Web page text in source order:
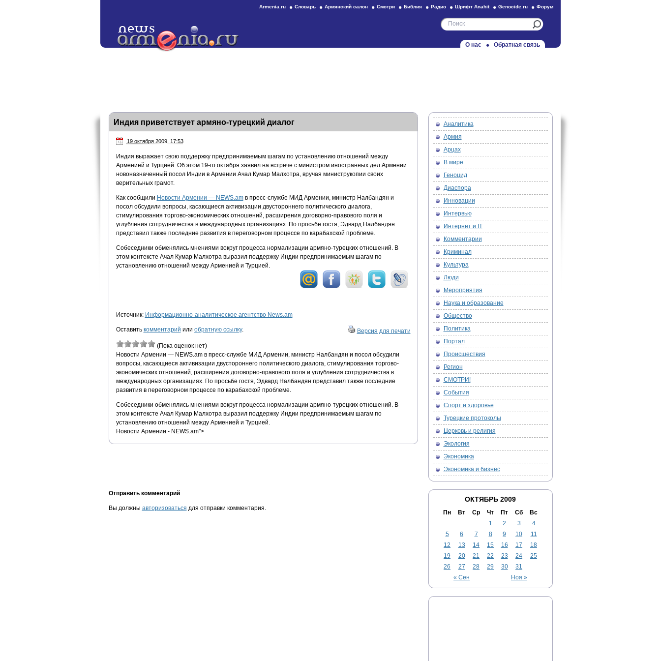
Armenia.ru Словарь Армянский салон Смотри Библия Радио Шрифт Anahit Genocide.ru Форум
О нас Обратная связь
Индия приветствует армяно-турецкий диалог
19 октября 2009, 17:53
Индия выражает свою поддержку предпринимаемым шагам по установлению отношений между
Арменией и Турцией. Об этом 19-го октября заявил на встрече с министром иностранных дел Армении
новоназначенный посол Индии в Армении Ачал Кумар Малхотра, вручая министрукопии своих
верительных грамот.
Как сообщили Новости Армении — NEWS.amв пресс-службе МИД Армении, министр Налбандян и
посол обсудили вопросы, касающиеся активизации двустороннего политического диалога,
стимулирования торгово-экономических отношений, расширения договорно-правового поля и
углубления сотрудничества в международных организациях. По просьбе гостя, Эдвард Налбандян
представил также последние развития в переговорном процессе по карабахской проблеме.
Собеседники обменялись мнениями вокруг процесса нормализации армяно-турецких отношений. В
этом контексте Ачал Кумар Малхотра выразил поддержку Индии предпринимаемым шагам по
установлению отношений между Арменией и Турцией.
Источник: Информационно-аналитическое агентство News.am
Оставить комментарий или обратную ссылку. Версия для печати
(Пока оценок нет)
Новости Армении — NEWS.am в пресс-службе МИД Армении, министр Налбандян и посол обсудили
вопросы, касающиеся активизации двустороннего политического диалога, стимулирования торгово-
экономических отношений, расширения договорно-правового поля и углубления сотрудничества в
международных организациях. По просьбе гостя, Эдвард Налбандян представил также последние
развития в переговорном процессе по карабахской проблеме.
Собеседники обменялись мнениями вокруг процесса нормализации армяно-турецких отношений. В
этом контексте Ачал Кумар Малхотра выразил поддержку Индии предпринимаемым шагам по
установлению отношений между Арменией и Турцией.
Новости Армении - NEWS.am">
Отправить комментарий
Вы должны авторизоваться для отправки комментария.
Аналитика
Армия
Арцах
В мире
Геноцид
Диаспора
Инновации
Интервью
Интернет и IT
Комментарии
Криминал
Культура
Люди
Мероприятия
Наука и образование
Общество
Политика
Портал
Происшествия
Регион
СМОТРИ!
События
Спорт и здоровье
Турецкие протоколы
Церковь и религия
Экология
Экономика
Экономика и бизнес
ОКТЯБРЬ 2009
Пн Вт Ср Чт Пт Сб Вс
« Сен Ноя »
1 2 3
4
5
6 7 8 9 10
11
12
13 14 15 16 17
18
19
20 21 22 23 24
25
26
27 28 29 30 31